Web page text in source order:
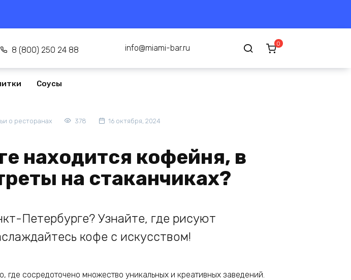
8 (800) 250 24 88 info@miami-bar.ru 0
Соусы
о ресторанах 378 16 октября, 2024
находится кофейня, в
на стаканчиках?
Петербурге? Узнайте, где рисуют
кофе с искусством!
где сосредоточено множество уникальных и креативных заведений.